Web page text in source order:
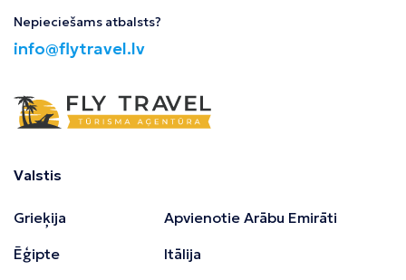
Nepieciešams atbalsts?
info@flytravel.lv
Valstis
Grieķija
Ēģipte
Apvienotie Arābu Emirāti
Itālija